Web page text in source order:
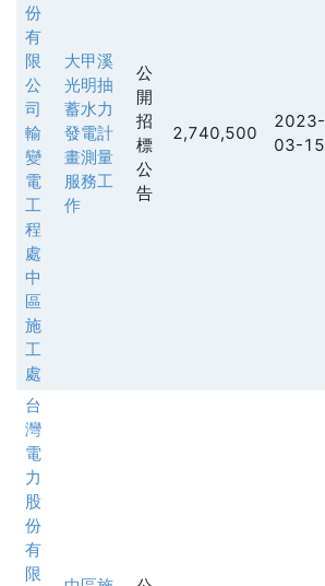
份
有
限
公
司
輸
變
電
工
程
處
中
區
施
工
處
大甲溪
光明抽
蓄水力
發電計
畫測量
服務工
作
公
開
招
標
公
告
2,740,500
2023-
03-15
台
灣
電
力
股
份
有
限